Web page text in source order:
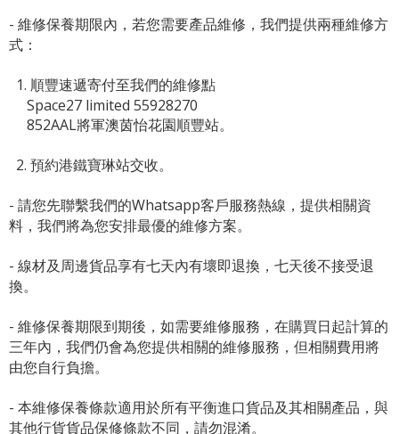
- 維修保養期限內，若您需要產品維修，我們提供兩種維修方
式：
1. 順豐速遞寄付至我們的維修點
Space27 limited 55928270
852AAL將軍澳茵怡花園順豐站。
2. 預約港鐵寶琳站交收。
- 請您先聯繫我們的Whatsapp客戶服務熱線 ，提供相關資
料，我們將為您安排最優的維修方案。
- 線材及周邊貨品享有七天內有壞即退換，七天後不接受退
換。
- 維修保養期限到期後，如需要維修服務，在購買日起計算的
三年內，我們仍會為您提供相關的維修服務，但相關費用將
由您自行負擔。
- 本維修保養條款適用於所有平衡進口貨品及其相關產品，與
其他行貨貨品保修條款不同，請勿混淆。